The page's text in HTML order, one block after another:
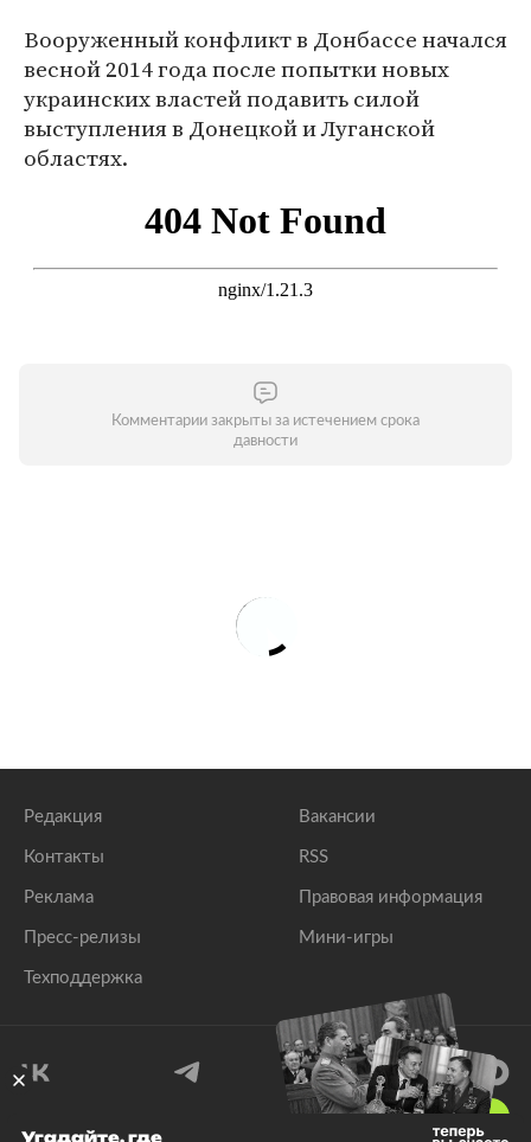
Вооруженный конфликт в Донбассе начался
весной 2014 года после попытки новых
украинских властей подавить силой
выступления в Донецкой и Луганской
областях.
Комментарии закрыты за истечением срока
давности
Редакция
Контакты
Реклама
Пресс-релизы
Техподдержка
Вакансии
RSS
Правовая информация
Мини-игры
Угадайте, где